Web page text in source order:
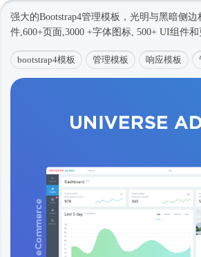
强大的Bootstrap4管理模板，光明与黑暗侧边
件,600+页面,3000 +字体图标, 500+ UI组件和
bootstrap4模板 管理模板 响应模板